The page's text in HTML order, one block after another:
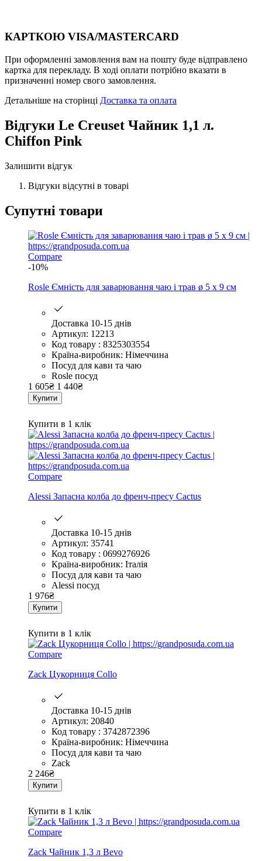
КАРТКОЮ VISA/MASTERCARD
При оформленні замовлення вам на пошту буде відправлено
картка для перекладу. В ході оплати потрібно вказати в
призначенні номер свого замовлення.
Детальніше на сторінці Доставка та оплата
Відгуки Le Creuset Чайник 1,1 л.
Chiffon Pink
Залишити відгук
Відгуки відсутні в товарі
Супутні товари
Compare
-10%
Rosle Ємність для заварювання чаю і трав ø 5 х 9 см
Доставка 10-15 днів
Артикул: 12213
Код товару : 8325303554
Країна-виробник: Німеччина
Посуд для кави та чаю
Rosle посуд
1 605₴ 1 440₴
Купити
Купити в 1 клік
Compare
Alessi Запасна колба до френч-пресу Cactus
Доставка 10-15 днів
Артикул: 35741
Код товару : 0699276926
Країна-виробник: Італія
Посуд для кави та чаю
Alessi посуд
1 976₴
Купити
Купити в 1 клік
Compare
Zack Цукорниця Collo
Доставка 10-15 днів
Артикул: 20840
Код товару : 3742872396
Країна-виробник: Німеччина
Посуд для кави та чаю
Zack
2 246₴
Купити
Купити в 1 клік
Compare
Zack Чайник 1,3 л Bevo